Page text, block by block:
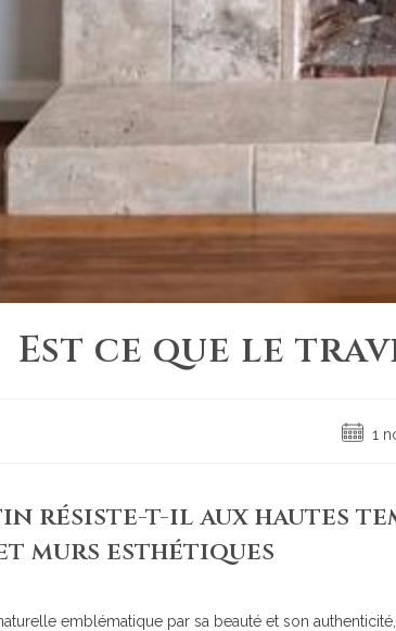
Est ce que le
1
résiste-t-il aux hautes
murs esthétiques
naturelle emblématique par sa beauté et son